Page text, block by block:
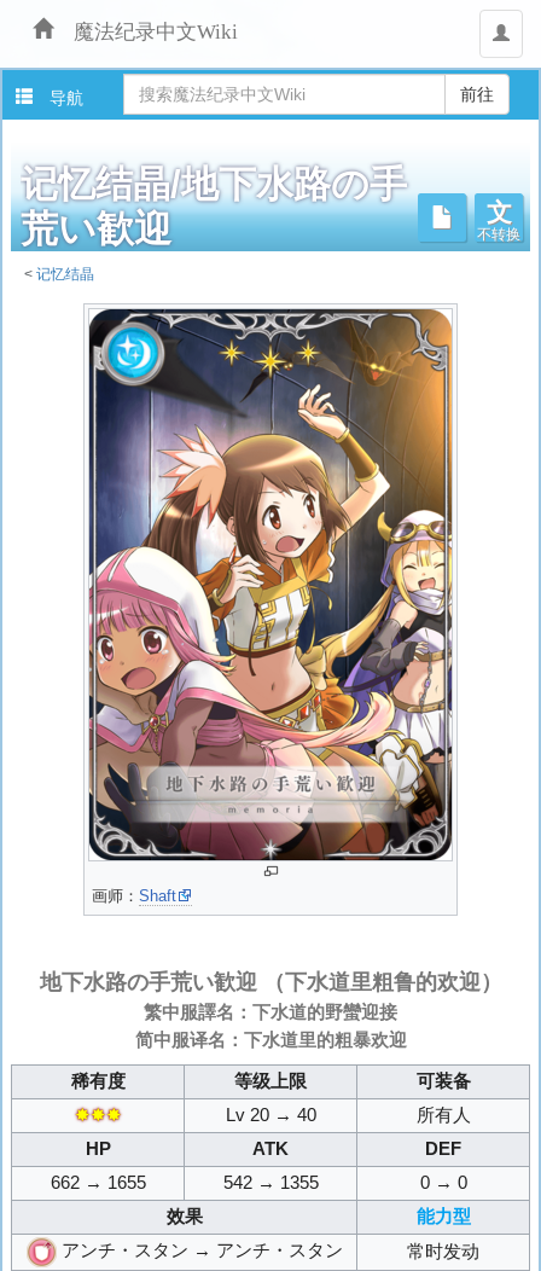
魔法纪录中文Wiki
用
户
导航
记忆结晶/地下水路の手
荒い歓迎
文
不转换
<记忆结晶
画师： Shaft
地下水路の手荒い歓迎（下水道里粗鲁的欢迎）
繁中服譯名：下水道的野蠻迎接
简中服译名：下水道里的粗暴欢迎
稀有度 等级上限
可装备
✸✸✸
Lv 20 → 40
所有人
HP
ATK
DEF
662 → 1655
542 → 1355
0 → 0
效果
能力型
アンチ・スタン → アンチ・スタン
常时发动